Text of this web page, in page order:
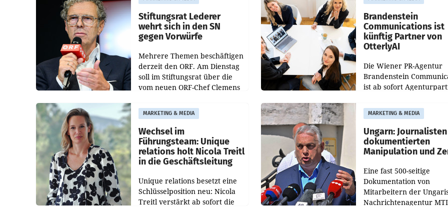
Bundeswettbewerbsbehörde
und der Bundeskartellanwalt
gegenüber Juli 2025
verdoppelte (+102
Stiftungsrat Lederer
wehrt sich in den SN
gegen Vorwürfe
Mehrere Themen beschäftigen
derzeit den ORF. Am Dienstag
soll im Stiftungsrat über die
vom neuen ORF-Chef Clemens
Besetzungen für die
Direktionen abgestimmt
werden.
Brandenstein
Communications ist
künftig Partner von
OtterlyAI
Die Wiener PR-Agentur
Brandenstein
ist ab sofort
Optimierungsplattform
OtterlyAI. Damit baut die
Agentur ihr
MARKETING & MEDIA
Wechsel im
Führungsteam: Unique
relations holt Nicola Treitl
in die Geschäftsleitung
Unique relations besetzt eine
Schlüsselposition neu: Nicola
Treitl verstärkt ab sofort die
MARKETING & MEDIA
Ungarn: Journalisten
dokumentierten
Manipulation und
Eine fast 500-seitige
Dokumentation von
Mitarbeitern der
Nachrichtenagentur